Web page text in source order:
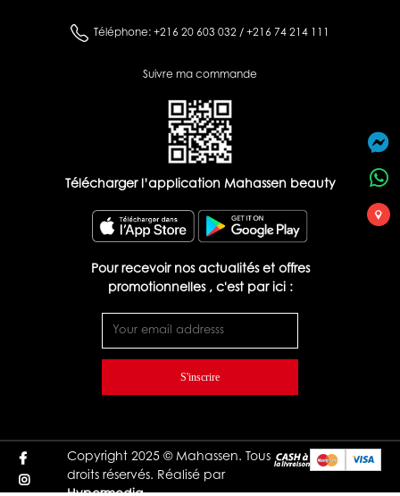
Téléphone: +216 20 603 032 / +216 74 214 111
Suivre ma commande
Télécharger l’application Mahassen beauty
Pour recevoir nos actualités et offres
promotionnelles , c'est par ici :
S'inscrire
Copyright 2025 © Mahassen. Tous
droits réservés. Réalisé par